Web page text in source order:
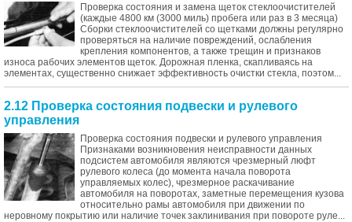
Проверка состояния и замена щеток стеклоочистителей
(каждые 4800 км (3000 миль) пробега или раз в 3 месяца)
Сборки стеклоочистителей со щетками должны регулярно
проверяться на наличие повреждений, ослабления
крепления компонентов, а также трещин и признаков
износа рабочих элементов щеток. Дорожная пленка, скапливаясь на
элементах, существенно снижает эффективность очистки стекла, поэтом...
2.12 Проверка состояния подвески и рулевого
управления
Проверка состояния подвески и рулевого управления
Признаками возникновения неисправности данных
подсистем автомобиля являются чрезмерный люфт
рулевого колеса (до момента начала поворота
управляемых колес), чрезмерное раскачивание
автомобиля на поворотах, заметные перемещения кузова
относительно рамы автомобиля при движении по
неровному покрытию или наличие точек заклинивания при повороте руле...